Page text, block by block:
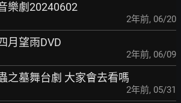
樂劇20240602
2年前, 06/20
月望雨DVD
2年前, 06/09
之墓舞台劇 大家會去看嗎
2年前, 05/31